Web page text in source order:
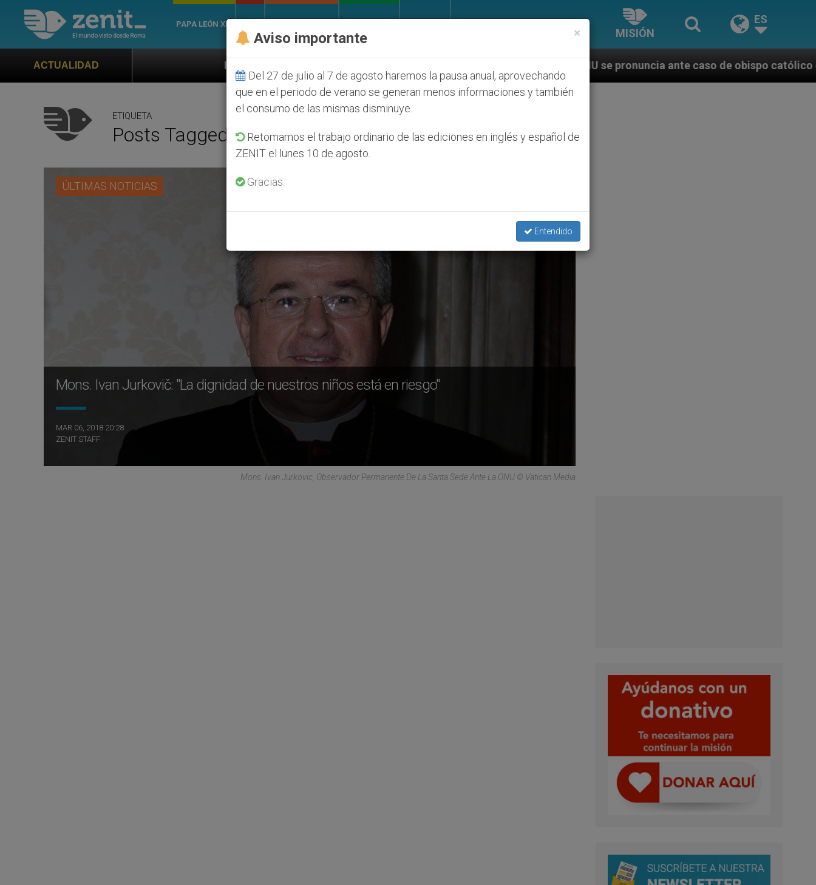
PAPA LEÓN XIV
MISIÓN
ES
ACTUALIDAD Himno oficial de la Jornada Mundial de la Juventud Seúl 2027 ONU se pronuncia ante caso de obispo católico desaparecido por la
ETIQUETA
Posts Tagged ‘Derechos De La Infancia’
ÚLTIMAS NOTICIAS
Mons. Ivan Jurkovič: "La dignidad de nuestros niños está en riesgo"
MAR 06, 2018 20:28
ZENIT STAFF
Mons. Ivan Jurkovic, Observador Permanente De La Santa Sede Ante La ONU © Vatican Media
×
Aviso importante
Del 27 de julio al 7 de agosto haremos la pausa anual, aprovechando
que en el periodo de verano se generan menos informaciones y también
el consumo de las mismas disminuye.
Retomamos el trabajo ordinario de las ediciones en inglés y español de
ZENIT el lunes 10 de agosto.
Gracias.
Entendido